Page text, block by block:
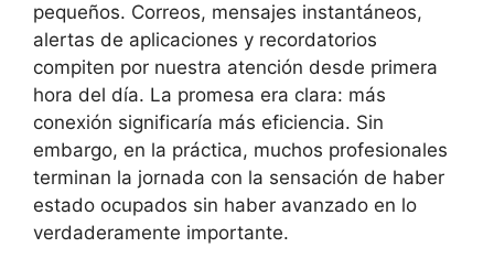
pequeños. Correos, mensajes instantáneos,
alertas de aplicaciones y recordatorios
compiten por nuestra atención desde primera
hora del día. La promesa era clara: más
conexión significaría más eficiencia. Sin
embargo, en la práctica, muchos profesionales
terminan la jornada con la sensación de haber
estado ocupados sin haber avanzado en lo
verdaderamente importante.